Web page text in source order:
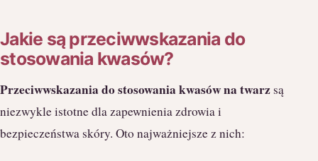
Jakie są przeciwwskazania do
stosowania kwasów?
Przeciwwskazania do stosowania kwasów na twarz są
niezwykle istotne dla zapewnienia zdrowia i
bezpieczeństwa skóry. Oto najważniejsze z nich: